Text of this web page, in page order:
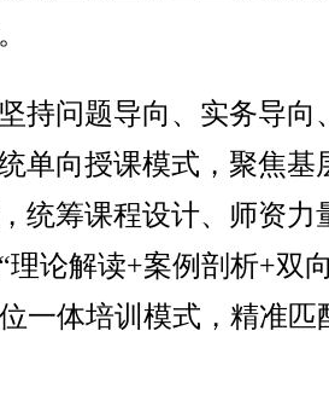
问题导向、实务导向
单向授课模式，聚焦基
统筹课程设计、师资力
理论解读+案例剖析+双
一体培训模式，精准匹